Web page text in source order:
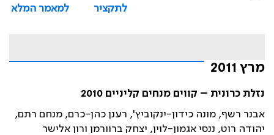
לתקציר
למאמר המלא
מרץ 2011
נזלת כרונית – קווים מנחים קליניים 2010
אבנר רשף, מונה כידון-ינקוביץ', רענן כהן-כרם, מנחם רתם,
יהודה רוט, ננסי אגמון-לוין, יצחק ברוורמן ורון אלישר